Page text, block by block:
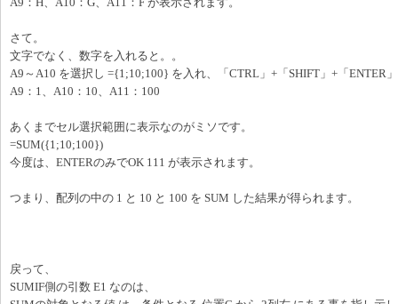
さて。
文字でなく、数字を入れると。。
A9～A10 を選択し ={1;10;100} を入れ、「CTRL」+「SHIFT」+「ENTER」
A9：1、A10：10、A11：100
あくまでセル選択範囲に表示なのがミソです。
=SUM({1;10;100})
今度は、ENTERのみでOK 111 が表示されます。
つまり、配列の中の 1 と 10 と 100 を SUM した結果が得られます。
戻って、
SUMIF側の引数 E1 なのは、